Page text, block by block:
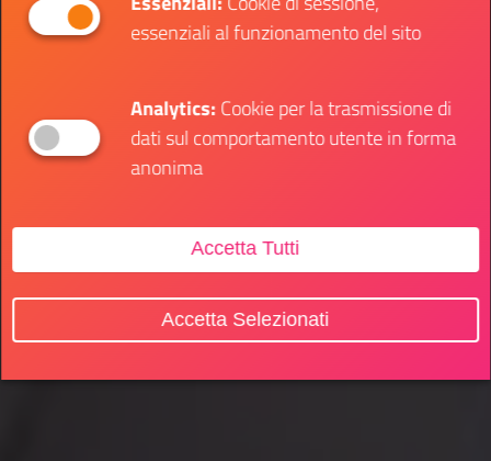
essenziali al funzionamento del sito
Analytics:Cookie per la trasmissione di
dati sul comportamento utente in forma
anonima
Accetta Tutti
Accetta Selezionati